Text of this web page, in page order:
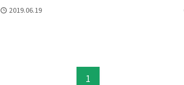
2019.06.19
1